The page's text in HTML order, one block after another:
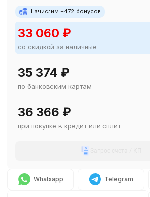
Начислим +472 бонусов
33 060 ₽
со скидкой за наличные
35 374 ₽
по банковским картам
36 366 ₽
при покупке в кредит или сплит
Whatsapp Telegram